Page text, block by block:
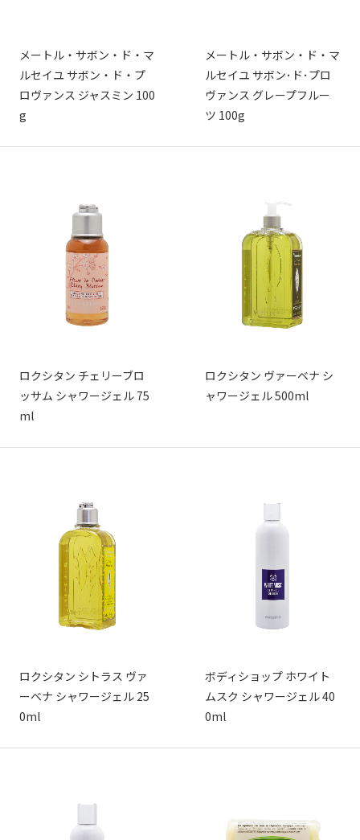
メートル・サボン・ド・マ
ルセイユ サボン・ド・プ
ロヴァンス ジャスミン 100
g
メートル・サボン・ド・マ
ルセイユ サボン･ド･プロ
ヴァンス グレープフルー
ツ 100g
ロクシタン チェリーブロ
ッサム シャワージェル 75
ml
ロクシタン ヴァーベナ シ
ャワージェル 500ml
ロクシタン シトラス ヴァ
ーベナ シャワージェル 25
0ml
ボディショップ ホワイト
ムスク シャワージェル 40
0ml